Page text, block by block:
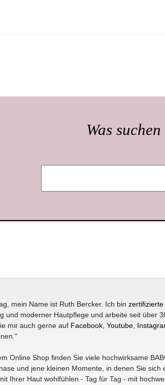
Was
mein Name ist Ruth Bercker. Ich bin zertifizierte
und moderner Hautpflege und arbeite seit über
mir auch gerne auf Facebook, Youtube,
Online Shop finden Sie viele hochwirksame
und jene kleinen Momente, in denen Sie
Ihrer Haut wohlfühlen - Tag für Tag - mit